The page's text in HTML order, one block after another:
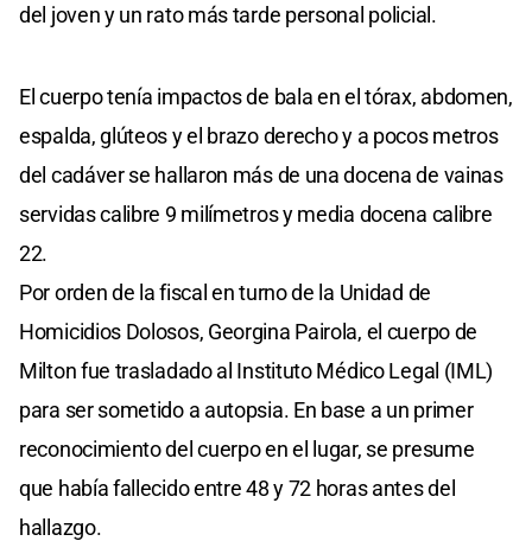
del joven y un rato más tarde personal policial.
El cuerpo tenía impactos de bala en el tórax, abdomen,
espalda, glúteos y el brazo derecho y a pocos metros
del cadáver se hallaron más de una docena de vainas
servidas calibre 9 milímetros y media docena calibre
22.
Por orden de la fiscal en turno de la Unidad de
Homicidios Dolosos, Georgina Pairola, el cuerpo de
Milton fue trasladado al Instituto Médico Legal (IML)
para ser sometido a autopsia. En base a un primer
reconocimiento del cuerpo en el lugar, se presume
que había fallecido entre 48 y 72 horas antes del
hallazgo.